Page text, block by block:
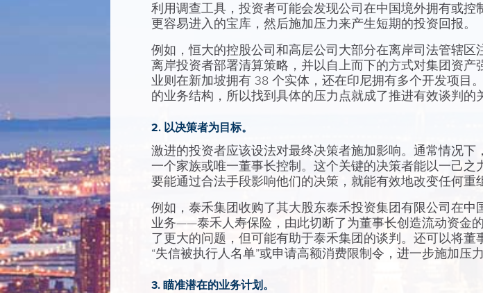
利用调查工具，投资者可能会发现公司在中国境外拥有或控
更容易进入的宝库，然后施加压力来产生短期的投资回报。
例如，恒大的控股公司和高层公司大部分在离岸司法管辖区
离岸投资者部署清算策略，并以自上而下的方式对集团资产
业则在新加坡拥有 38 个实体，还在印尼拥有多个开发项目
的业务结构，所以找到具体的压力点就成了推进有效谈判的
2. 以决策者为目标。
激进的投资者应该设法对最终决策者施加影响。通常情况下
一个家族或唯一董事长控制。这个关键的决策者能以一己之
要能通过合法手段影响他们的决策，就能有效地改变任何重
例如，泰禾集团收购了其大股东泰禾投资集团有限公司在中
业务——泰禾人寿保险，由此切断了为董事长创造流动资金
了更大的问题，但可能有助于泰禾集团的谈判。还可以将董
“失信被执行人名单”或申请高额消费限制令，进一步施加压力
3. 瞄准潜在的业务计划。